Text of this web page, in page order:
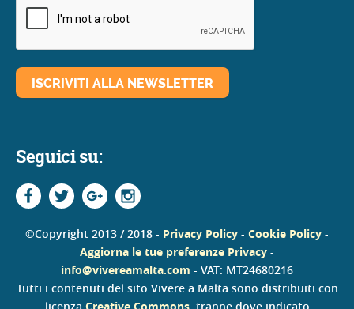
Seguici su:
©Copyright 2013 / 2018 - Privacy Policy - Cookie Policy -
Aggiorna le tue preferenze Privacy -
info@vivereamalta.com - VAT: MT24680216
Tutti i contenuti del sito Vivere a Malta sono distribuiti con